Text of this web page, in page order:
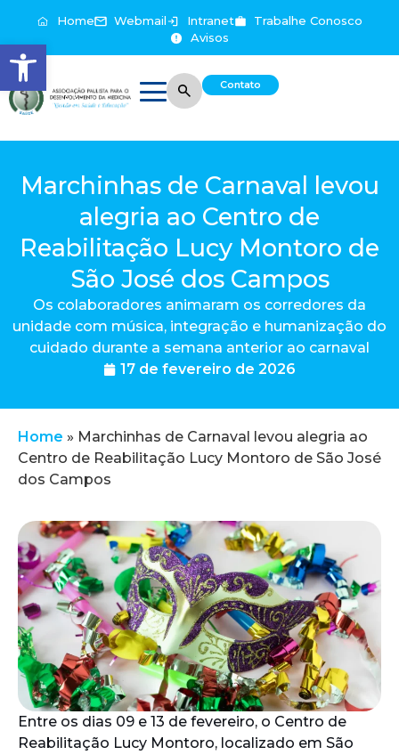
Abrir a barra de ferramentas
Home Webmail Intranet
Trabalhe Conosco
Avisos
Contato
Marchinhas de Carnaval levou
alegria ao Centro de
Reabilitação Lucy Montoro de
São José dos Campos
Os colaboradores animaram os corredores da
unidade com música, integração e humanização do
cuidado durante a semana anterior ao carnaval
17 de fevereiro de 2026
Home » Marchinhas de Carnaval levou alegria ao
Centro de Reabilitação Lucy Montoro de São José
dos Campos
Entre os dias 09 e 13 de fevereiro, o Centro de
Reabilitação Lucy Montoro, localizado em São